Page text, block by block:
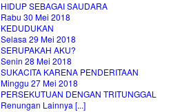
HIDUP SEBAGAI SAUDARA
Rabu 30 Mei 2018
KEDUDUKAN
Selasa 29 Mei 2018
SERUPAKAH AKU?
Senin 28 Mei 2018
SUKACITA KARENA PENDERITAAN
Minggu 27 Mei 2018
PERSEKUTUAN DENGAN TRITUNGGAL
Renungan Lainnya [...]